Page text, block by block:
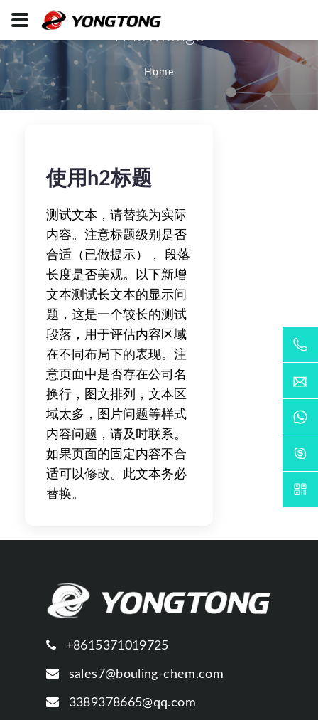
Knowledge
Home
使用h2标题
测试文本，请替换为实际
内容。注意标题级别是否
合适（已做提示）， 段落
长度是否美观。以下新增
文本测试长文本的显示问
题，这是一个较长的测试
段落，用于评估内容区域
在不同布局下的表现。注
意页面中是否存在公司名
换行，图文排列，文本区
域太多，图片问题等样式
内容问题，请及时联系。
如果页面的固定内容不合
适可以修改。此文本务必
替换。
+8615371019725
sales7@bouling-chem.com
3389378665@qq.com